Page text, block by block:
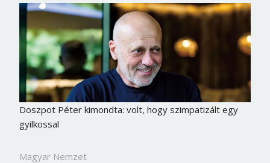
Doszpot Péter kimondta: volt, hogy szimpatizált egy
gyilkossal
Magyar Nemzet